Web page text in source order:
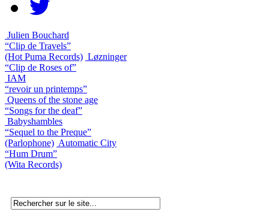
Julien Bouchard
“Clip de Travels”
(Hot Puma Records) Løzninger
“Clip de Roses of”
IAM
“revoir un printemps”
Queens of the stone age
“Songs for the deaf”
Babyshambles
“Sequel to the Preque”
(Parlophone) Automatic City
“Hum Drum”
(Wita Records)